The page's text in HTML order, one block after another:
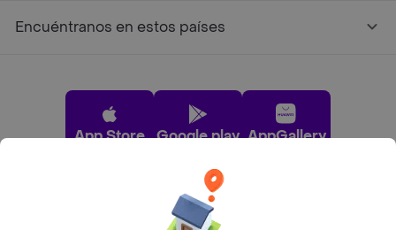
Encuéntranos en estos países
App Store Google play AppGallery
Pide tu comida favorita cerca de ti